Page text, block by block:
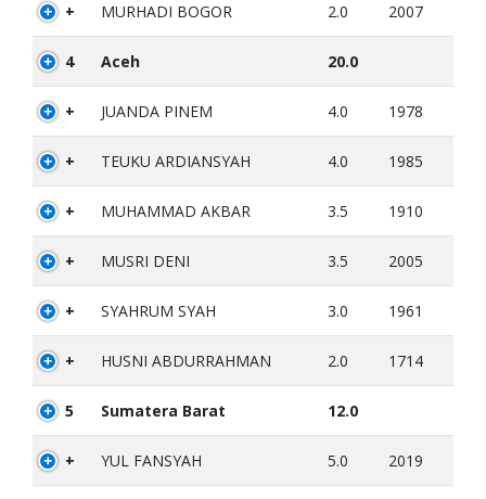
+ MURHADI BOGOR 2.0 2007
4 Aceh 20.0
+ JUANDA PINEM 4.0 1978
+ TEUKU ARDIANSYAH 4.0 1985
+ MUHAMMAD AKBAR 3.5 1910
+ MUSRI DENI 3.5 2005
+ SYAHRUM SYAH 3.0 1961
+ HUSNI ABDURRAHMAN 2.0 1714
5 Sumatera Barat 12.0
+ YUL FANSYAH 5.0 2019